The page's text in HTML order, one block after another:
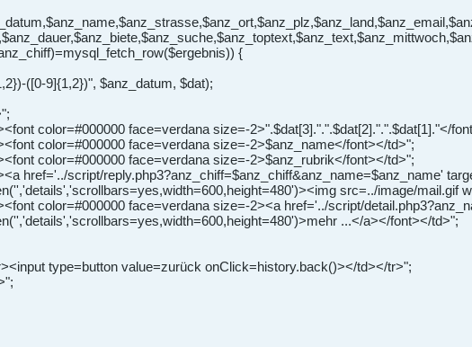
{
([0-9]{1,2})", $anz_datum, $dat);
color=#000000 face=verdana size=-2>".$dat[3].".".$dat[2].".".$dat[1]."</
color=#000000 face=verdana size=-2>$anz_name</font></td>";
color=#000000 face=verdana size=-2>$anz_rubrik</font></td>";
href='../script/reply.php3?anz_chiff=$anz_chiff&anz_name=$anz_name'
src=../image/mail.gif
color=#000000 face=verdana size=-2><a href='../script/
...</a></font></td>";
type=button value=zurück onClick=history.back()></td></tr>";